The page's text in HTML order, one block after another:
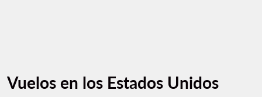
Vuelos en los Estados Unidos